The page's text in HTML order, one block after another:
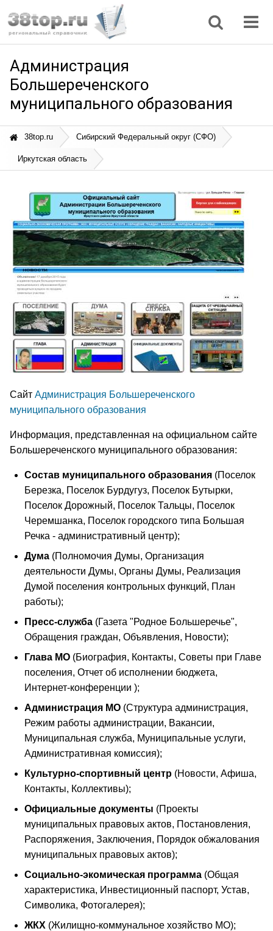
Администрация
Большереченского
муниципального образования
38top.ru Сибирский Федеральный округ (СФО)
Иркутская область
Сайт Администрация Большереченского
муниципального образования
Информация, представленная на официальном сайте
Большереченского муниципального образования:
Состав муниципального образования (Поселок
Березка, Поселок Бурдугуз, Поселок Бутырки,
Поселок Дорожный, Поселок Тальцы, Поселок
Черемшанка, Поселок городского типа Большая
Речка - административный центр);
Дума (Полномочия Думы, Организация
деятельности Думы, Органы Думы, Реализация
Думой поселения контрольных функций, План
работы);
Пресс-служба (Газета "Родное Большеречье",
Обращения граждан, Объявления, Новости);
Глава МО (Биография, Контакты, Советы при Главе
поселения, Отчет об исполнении бюджета,
Интернет-конференции );
Администрация МО (Структура администрация,
Режим работы администрации, Вакансии,
Муниципальная служба, Муниципальные услуги,
Административная комиссия);
Культурно-спортивный центр (Новости, Афиша,
Контакты, Коллективы);
Официальные документы (Проекты
муниципальных правовых актов, Постановления,
Распоряжения, Заключения, Порядок обжалования
муниципальных правовых актов);
Социально-экомическая программа (Общая
характеристика, Инвестиционный паспорт, Устав,
Символика, Фотогалерея);
ЖКХ (Жилищно-коммунальное хозяйство МО);